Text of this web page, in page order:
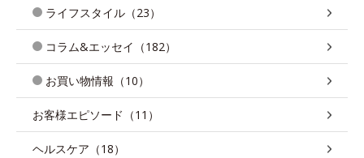
ライフスタイル（23）
コラム&エッセイ（182）
お買い物情報（10）
お客様エピソード（11）
ヘルスケア（18）